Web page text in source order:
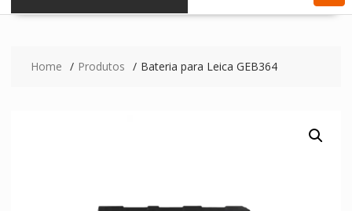
Home Produtos Bateria para Leica GEB364